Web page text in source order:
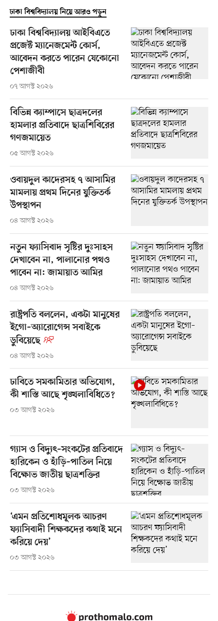
ঢাকা বিশ্ববিদ্যালয় নিয়ে আরও পড়ুন
ঢাকা বিশ্ববিদ্যালয় আইবিএতে
প্রজেক্ট ম্যানেজমেন্ট কোর্স,
আবেদন করতে পারেন যেকোনো
পেশাজীবী
০৭ আগস্ট ২০২৬
বিভিন্ন ক্যাম্পাসে ছাত্রদলের
হামলার প্রতিবাদে ছাত্রশিবিরের
গণজমায়েত
০৫ আগস্ট ২০২৬
ওবায়দুল কাদেরসহ ৭ আসামির
মামলায় প্রথম দিনের যুক্তিতর্ক
উপস্থাপন
০৪ আগস্ট ২০২৬
নতুন ফ্যাসিবাদ সৃষ্টির দুঃসাহস
দেখাবেন না, পালানোর পথও
পাবেন না: জামায়াত আমির
০৪ আগস্ট ২০২৬
রাষ্ট্রপতি বললেন, একটা মানুষের
ইগো–অ্যারোগেন্স সবাইকে
ডুবিয়েছে
০৪ আগস্ট ২০২৬
ঢাবিতে সমকামিতার অভিযোগ,
কী শাস্তি আছে শৃঙ্খলাবিধিতে?
০৩ আগস্ট ২০২৬
গ্যাস ও বিদ্যুৎ–সংকটের প্রতিবাদে
হারিকেন ও হাঁড়ি–পাতিল নিয়ে
বিক্ষোভ জাতীয় ছাত্রশক্তির
০৩ আগস্ট ২০২৬
‘এমন প্রতিশোধমূলক আচরণ
ফ্যাসিবাদী শিক্ষকদের কথাই মনে
করিয়ে দেয়’
০৩ আগস্ট ২০২৬